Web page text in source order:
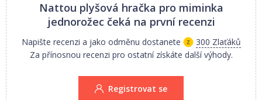
Nattou plyšová hračka pro miminka
jednorožec čeká na první recenzi
Napište recenzi a jako odměnu dostanete
300 Zlaťáků
Za přínosnou recenzi pro ostatní získáte další výhody.
Registrovat se